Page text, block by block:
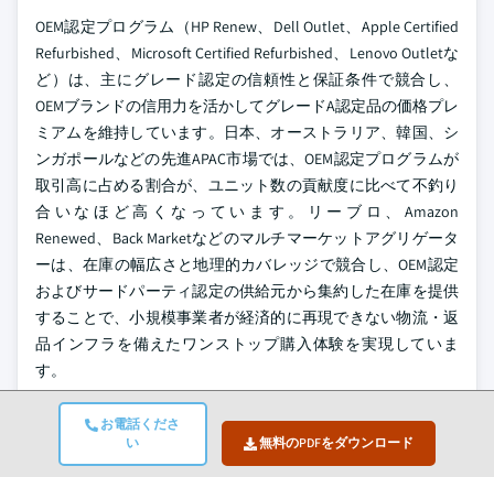
お電話くださ
い
無料のPDFをダウンロード
OEM認定プログラム（HP Renew、Dell Outlet、Apple Certified
Refurbished、Microsoft Certified Refurbished、Lenovo Outletな
ど）は、主にグレード認定の信頼性と保証条件で競合し、
OEMブランドの信用力を活かしてグレードA認定品の価格プレ
ミアムを維持しています。日本、オーストラリア、韓国、シ
ンガポールなどの先進APAC市場では、OEM認定プログラムが
取引高に占める割合が、ユニット数の貢献度に比べて不釣り
合いなほど高くなっています。リーブロ、Amazon
Renewed、Back Marketなどのマルチマーケットアグリゲータ
ーは、在庫の幅広さと地理的カバレッジで競合し、OEM認定
およびサードパーティ認定の供給元から集約した在庫を提供
することで、小規模事業者が経済的に再現できない物流・返
品インフラを備えたワンストップ購入体験を実現していま
す。
競争構造を詳しく見ると、新たな戦略的分岐が見えてきま
す。既存のOEMプログラムは、サードパーティアグリゲータ
ーへの依存を減らし、認定グレードA取引の完全なマージン